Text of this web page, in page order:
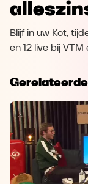
Blijf in uw Kot,
en 12 live bij VTM